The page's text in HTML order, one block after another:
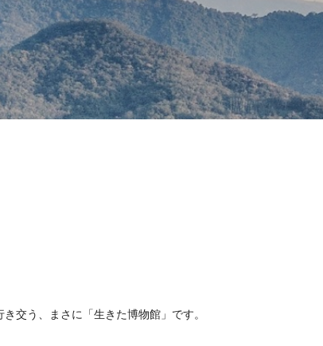
交う、まさに「生きた博物館」です。